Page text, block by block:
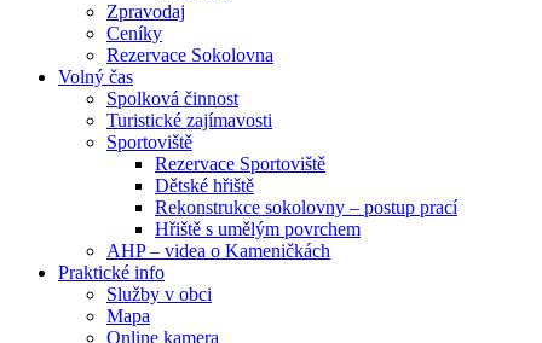
Zpravodaj
Ceníky
Rezervace Sokolovna
Volný čas
Spolková činnost
Turistické zajímavosti
Sportoviště
Rezervace Sportoviště
Dětské hřiště
Rekonstrukce sokolovny – postup prací
Hřiště s umělým povrchem
AHP – videa o Kameničkách
Praktické info
Služby v obci
Mapa
Online kamera